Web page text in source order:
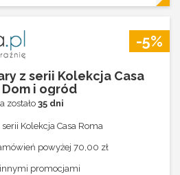
-5%
z serii Kolekcja Casa
i ogród
zostało 35 dni
Kolekcja Casa Roma
powyżej 70,00 zł
innymi promocjami